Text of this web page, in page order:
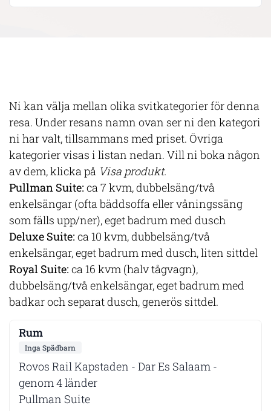
Ni kan välja mellan olika svitkategorier för denna
resa. Under resans namn ovan ser ni den kategori
ni har valt, tillsammans med priset. Övriga
kategorier visas i listan nedan. Vill ni boka någon
av dem, klicka på Visa produkt.
Pullman Suite: ca 7 kvm, dubbelsäng/två
enkelsängar (ofta bäddsoffa eller våningssäng
som fälls upp/ner), eget badrum med dusch
Deluxe Suite: ca 10 kvm, dubbelsäng/två
enkelsängar, eget badrum med dusch, liten sittdel
Royal Suite: ca 16 kvm (halv tågvagn),
dubbelsäng/två enkelsängar, eget badrum med
badkar och separat dusch, generös sittdel.
Inga Spädbarn
Rovos Rail Kapstaden - Dar Es Salaam -
genom 4 länder
Pullman Suite